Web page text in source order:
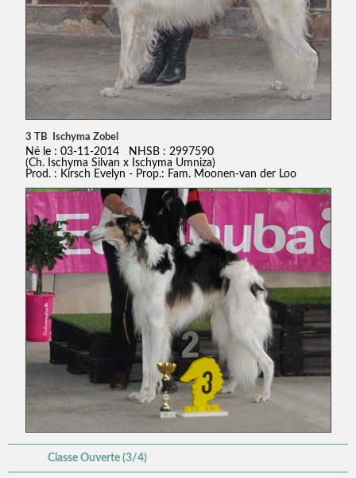
3 TB Ischyma Zobel
Né le : 03-11-2014 NHSB : 2997590
(Ch. Ischyma Silvan x Ischyma Umniza)
Prod. : Kirsch Evelyn - Prop.: Fam. Moonen-van der Loo
Classe Ouverte (3/4)